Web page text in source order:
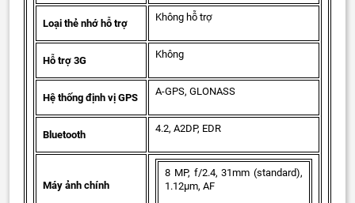
Loại thẻ nhớ hỗ trợ
Không hỗ trợ
Hỗ trợ 3G
Không
Hệ thống định vị GPS
A-GPS, GLONASS
Bluetooth
4.2, A2DP, EDR
Máy ảnh chính
8 MP, f/2.4, 31mm (standard),
1.12µm, AF